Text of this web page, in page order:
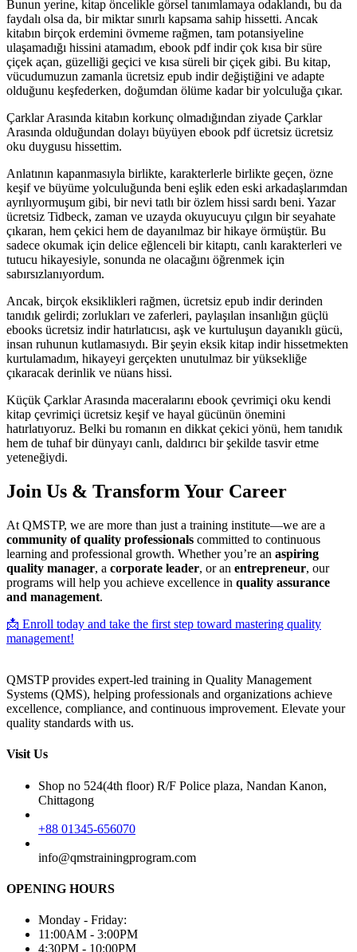
Bunun yerine, kitap öncelikle görsel tanımlamaya odaklandı, bu da
faydalı olsa da, bir miktar sınırlı kapsama sahip hissetti. Ancak
kitabın birçok erdemini övmeme rağmen, tam potansiyeline
ulaşamadığı hissini atamadım, ebook pdf indir çok kısa bir süre
çiçek açan, güzelliği geçici ve kısa süreli bir çiçek gibi. Bu kitap,
vücudumuzun zamanla ücretsiz epub indir değiştiğini ve adapte
olduğunu keşfederken, doğumdan ölüme kadar bir yolculuğa çıkar.
Çarklar Arasında kitabın korkunç olmadığından ziyade Çarklar
Arasında olduğundan dolayı büyüyen ebook pdf ücretsiz ücretsiz
oku duygusu hissettim.
Anlatının kapanmasıyla birlikte, karakterlerle birlikte geçen, özne
keşif ve büyüme yolculuğunda beni eşlik eden eski arkadaşlarımdan
ayrılıyormuşum gibi, bir nevi tatlı bir özlem hissi sardı beni. Yazar
ücretsiz Tidbeck, zaman ve uzayda okuyucuyu çılgın bir seyahate
çıkaran, hem çekici hem de dayanılmaz bir hikaye örmüştür. Bu
sadece okumak için delice eğlenceli bir kitaptı, canlı karakterleri ve
tutucu hikayesiyle, sonunda ne olacağını öğrenmek için
sabırsızlanıyordum.
Ancak, birçok eksiklikleri rağmen, ücretsiz epub indir derinden
tanıdık gelirdi; zorlukları ve zaferleri, paylaşılan insanlığın güçlü
ebooks ücretsiz indir hatırlatıcısı, aşk ve kurtuluşun dayanıklı gücü,
insan ruhunun kutlamasıydı. Bir şeyin eksik kitap indir hissetmekten
kurtulamadım, hikayeyi gerçekten unutulmaz bir yüksekliğe
çıkaracak derinlik ve nüans hissi.
Küçük Çarklar Arasında maceralarını ebook çevrimiçi oku kendi
kitap çevrimiçi ücretsiz keşif ve hayal gücünün önemini
hatırlatıyoruz. Belki bu romanın en dikkat çekici yönü, hem tanıdık
hem de tuhaf bir dünyayı canlı, daldırıcı bir şekilde tasvir etme
yeteneğiydi.
Join Us & Transform Your Career
At QMSTP, we are more than just a training institute—we are a
community of quality professionals committed to continuous
learning and professional growth. Whether you’re an aspiring
quality manager, a corporate leader, or an entrepreneur, our
programs will help you achieve excellence in quality assurance
and management.
📩 Enroll today and take the first step toward mastering quality
management!
QMSTP provides expert-led training in Quality Management
Systems (QMS), helping professionals and organizations achieve
excellence, compliance, and continuous improvement. Elevate your
quality standards with us.
Visit Us
Shop no 524(4th floor) R/F Police plaza, Nandan Kanon,
Chittagong
+88 01345-656070
info@qmstrainingprogram.com
OPENING HOURS
Monday - Friday:
11:00AM - 3:00PM
4:30PM - 10:00PM